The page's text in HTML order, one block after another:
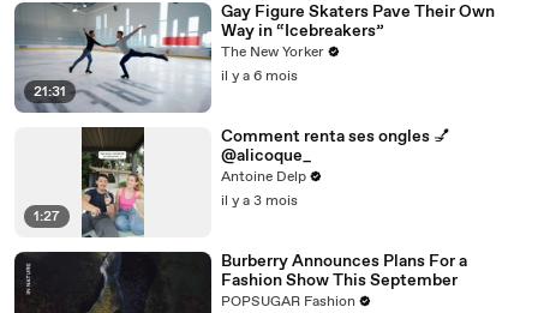
21:31
Gay Figure Skaters Pave Their Own
Way in “Icebreakers”
The New Yorker
il y a 6 mois
1:27
Comment renta ses ongles 💅
@alicoque_
Antoine Delp
il y a 3 mois
Burberry Announces Plans For a
Fashion Show This September
POPSUGAR Fashion